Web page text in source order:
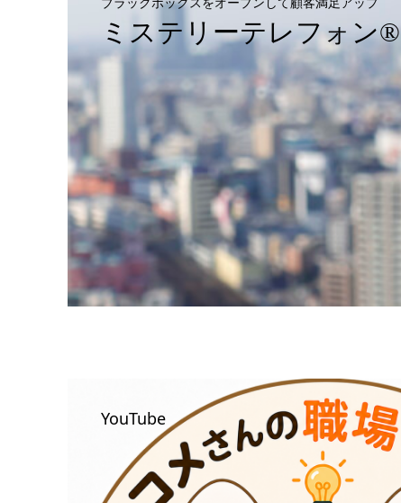
ミステリーテレフォン®
YouTube